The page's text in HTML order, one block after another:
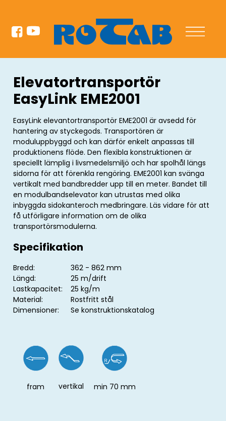
Elevatortransportör
EasyLink EME2001
EasyLink elevantortransportör EME2001 är avsedd för
hantering av styckegods. Transportören är
moduluppbyggd och kan därför enkelt anpassas till
produktionens flöde. Den flexibla konstruktionen är
speciellt lämplig i livsmedelsmiljö och har spolhål längs
sidorna för att förenkla rengöring. EME2001 kan svänga
vertikalt med bandbredder upp till en meter. Bandet till
en modulbandselevator kan utrustas med olika
inbyggda sidokanteroch medbringare. Läs vidare för att
få utförligare information om de olika
transportörsmodulerna.
Specifikation
Bredd:
362 - 862 mm
Längd:
25 m/drift
Lastkapacitet: 25 kg/m
Material:
Rostfritt stål
Dimensioner:
Se konstruktionskatalog
fram vertikal min 70 mm